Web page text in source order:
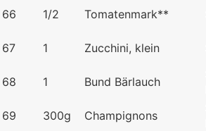
66 1/2 Tomatenmark**
67 1 Zucchini, klein
68 1 Bund Bärlauch
69
300g Champignons